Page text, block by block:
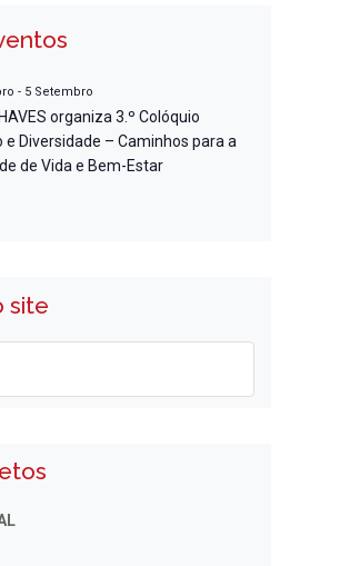
- 5 Setembro
organiza 3.º Colóquio
e Diversidade – Caminhos para a
de Vida e Bem-Estar
site